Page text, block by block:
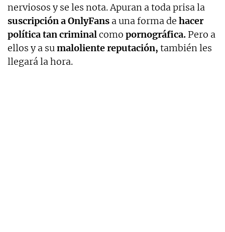
nerviosos y se les nota. Apuran a toda prisa la
suscripción a OnlyFans a una forma de hacer
política tan criminalcomo pornográfica. Pero a
ellos y a sumaloliente reputación, también les
llegará la hora.